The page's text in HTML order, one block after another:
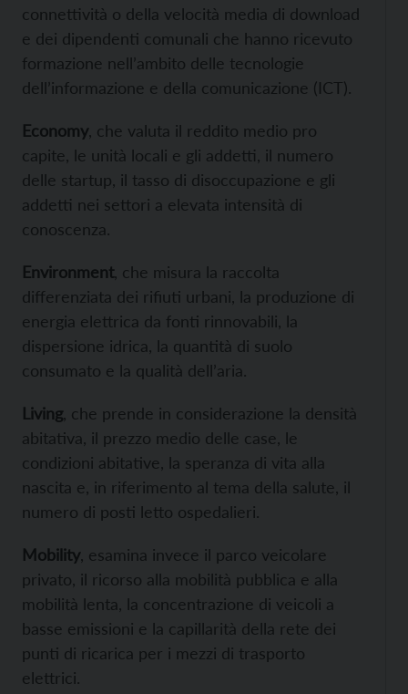
connettività o della velocità media di download
e dei dipendenti comunali che hanno ricevuto
formazione nell’ambito delle tecnologie
dell’informazione e della comunicazione (ICT).
Economy , che valuta il reddito medio pro
capite, le unità locali e gli addetti, il numero
delle startup, il tasso di disoccupazione e gli
addetti nei settori a elevata intensità di
conoscenza.
Environment, che misura la raccolta
differenziata dei rifiuti urbani, la produzione di
energia elettrica da fonti rinnovabili, la
dispersione idrica, la quantità di suolo
consumato e la qualità dell’aria.
Living , che prende in considerazione la densità
abitativa, il prezzo medio delle case, le
condizioni abitative, la speranza di vita alla
nascita e, in riferimento al tema della salute, il
numero di posti letto ospedalieri.
Mobility , esamina invece il parco veicolare
privato, il ricorso alla mobilità pubblica e alla
mobilità lenta, la concentrazione di veicoli a
basse emissioni e la capillarità della rete dei
punti di ricarica per i mezzi di trasporto
elettrici.